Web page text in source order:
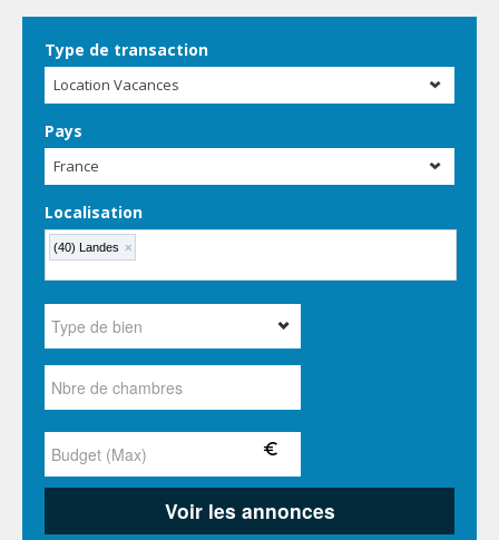
Type de transaction
Location Vacances
Pays
France
Localisation
(40) Landes ×